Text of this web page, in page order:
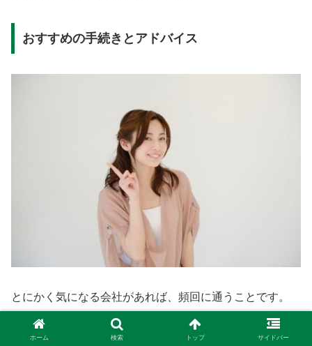
おすすめの手続きとアドバイス
とにかく気になる会社があれば、頻回に通うことです。
そして、契約した時に建てる土地もめぼしがついている状
ホーム 検索 トップ サイドバー